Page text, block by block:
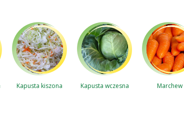
Kapusta kiszona Kapusta wczesna Marchew